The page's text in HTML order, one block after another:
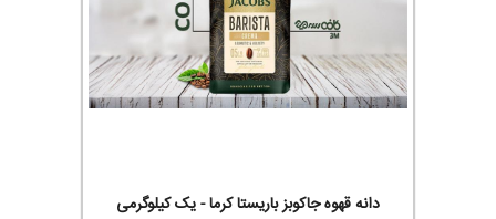
دانه قهوه جاکوبز باریستا کرما - یک کیلوگرمی